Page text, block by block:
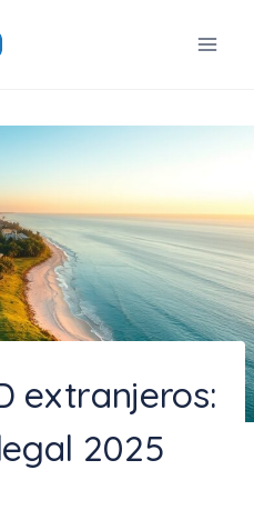
Resort
extranjeros:
2025